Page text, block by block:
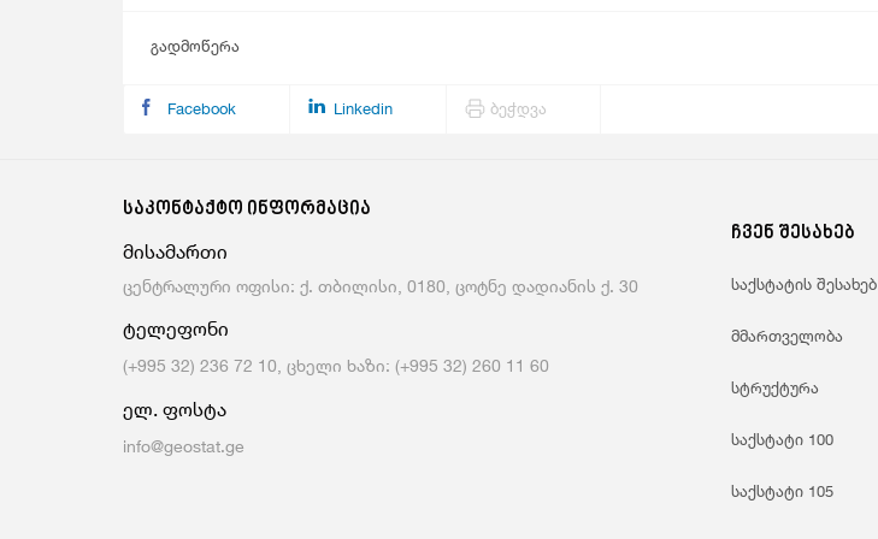
გადმოწერა
Facebook Linkedin ბეჭდვა
საკონტაქტო ინფორმაცია
მისამართი
ცენტრალური ოფისი: ქ. თბილისი, 0180, ცოტნე დადიანის ქ. 30
ტელეფონი
(+995 32) 236 72 10, ცხელი ხაზი: (+995 32) 260 11 60
ელ. ფოსტა
info@geostat.ge
ჩვენ შესახებ
საქსტატის შესახებ
მმართველობა
სტრუქტურა
საქსტატი 100
საქსტატი 105